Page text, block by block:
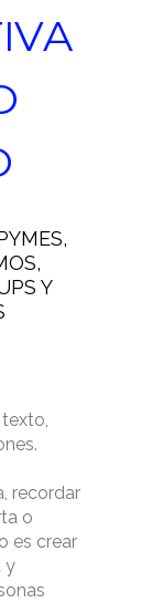
Y
recordar
o
es crear
y